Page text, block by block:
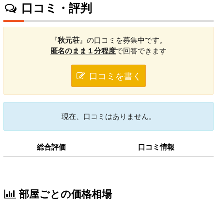
口コミ・評判
『秋元荘 』の口コミを募集中です。
匿名のまま１分程度で回答できます
口コミを書く
現在、口コミはありません。
総合評価 口コミ情報
部屋ごとの価格相場